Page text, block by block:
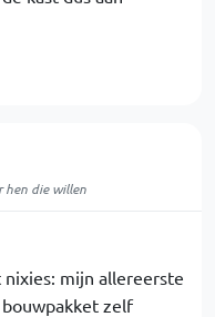
hen die willen
mijn allereerste
zelf